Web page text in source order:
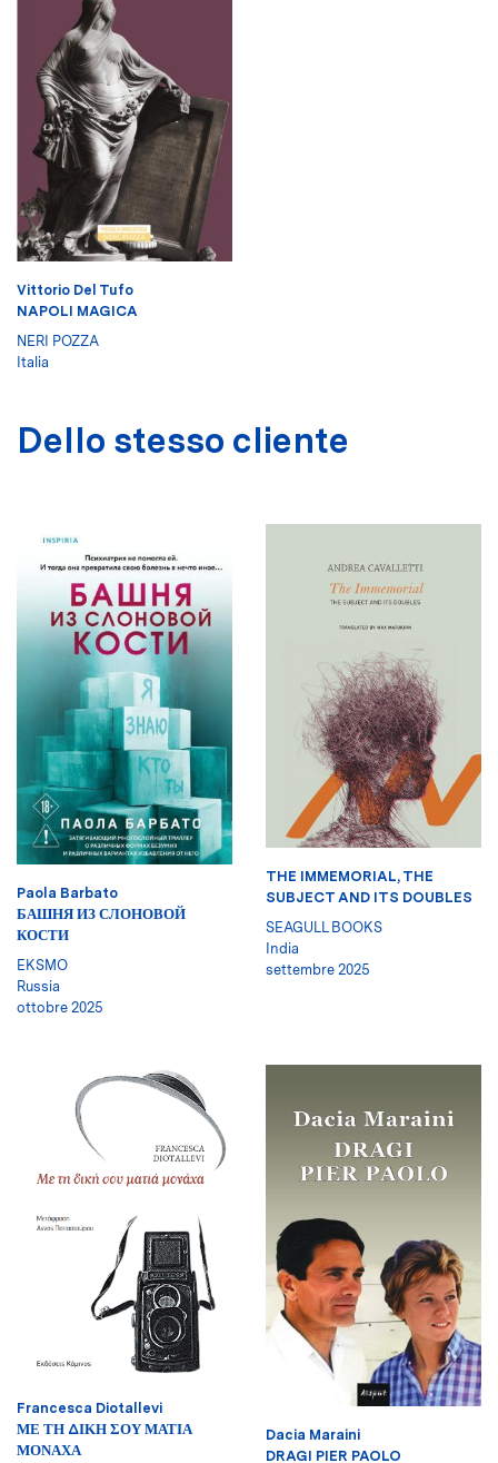
Vittorio Del Tufo
NAPOLI MAGICA
NERI POZZA
Italia
Dello stesso cliente
Paola Barbato
БАШНЯ ИЗ СЛОНОВОЙ
КОСТИ
EKSMO
Russia
ottobre 2025
THE IMMEMORIAL, THE
SUBJECT AND ITS DOUBLES
SEAGULL BOOKS
India
settembre 2025
Francesca Diotallevi
ΜΕ ΤΗ ΔΙΚΗ ΣΟΥ ΜΑΤΙΑ
ΜΟΝΑΧΑ
Dacia Maraini
DRAGI PIER PAOLO